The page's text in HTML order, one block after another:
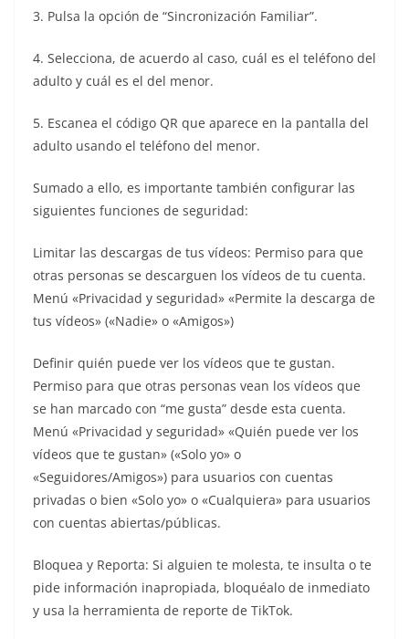
3. Pulsa la opción de “Sincronización Familiar”.
4. Selecciona, de acuerdo al caso, cuál es el teléfono del
adulto y cuál es el del menor.
5. Escanea el código QR que aparece en la pantalla del
adulto usando el teléfono del menor.
Sumado a ello, es importante también configurar las
siguientes funciones de seguridad:
Limitar las descargas de tus vídeos: Permiso para que
otras personas se descarguen los vídeos de tu cuenta.
Menú «Privacidad y seguridad» «Permite la descarga de
tus vídeos» («Nadie» o «Amigos»)
Definir quién puede ver los vídeos que te gustan.
Permiso para que otras personas vean los vídeos que
se han marcado con “me gusta” desde esta cuenta.
Menú «Privacidad y seguridad» «Quién puede ver los
vídeos que te gustan» («Solo yo» o
«Seguidores/Amigos») para usuarios con cuentas
privadas o bien «Solo yo» o «Cualquiera» para usuarios
con cuentas abiertas/públicas.
Bloquea y Reporta: Si alguien te molesta, te insulta o te
pide información inapropiada, bloquéalo de inmediato
y usa la herramienta de reporte de TikTok.